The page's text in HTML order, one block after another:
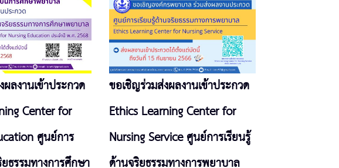
ลงานเข้าประกวด
Center for
ศูนย์การ
ธรรมทางการศึกษา
ขอเชิญร่วมส่งผลงานเข้าประกวด
Ethics Learning Center for
Nursing Service ศูนย์การเรียนรู้
ด้านจริยธรรมทางการพยาบาล